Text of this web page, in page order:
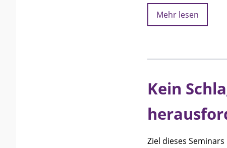
Mehr lesen
Kein
Ziel dieses